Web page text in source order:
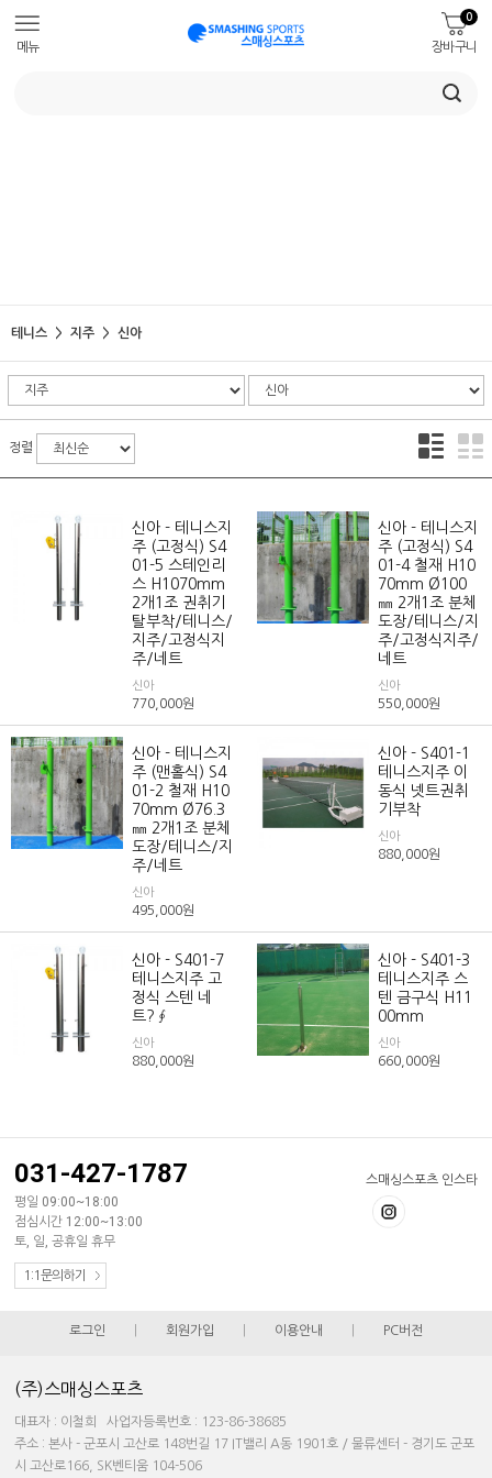
메뉴 장바구니
0
테니스 지주 신아
정렬
신아 - 테니스지
주 (고정식) S4
01-5 스테인리
스 H1070mm
2개1조 권취기
탈부착/테니스/
지주/고정식지
주/네트
신아
770,000원
신아 - 테니스지
주 (고정식) S4
01-4 철재 H10
70mm Ø100
㎜ 2개1조 분체
도장/테니스/지
주/고정식지주/
네트
신아
550,000원
신아 - 테니스지
주 (맨홀식) S4
01-2 철재 H10
70mm Ø76.3
㎜ 2개1조 분체
도장/테니스/지
주/네트
신아
495,000원
신아 - S401-1
테니스지주 이
동식 넷트권취
기부착
신아
880,000원
신아 - S401-7
테니스지주 고
정식 스텐 네
트?∮
신아
880,000원
신아 - S401-3
테니스지주 스
텐 금구식 H11
00mm
신아
660,000원
스매싱스포츠 인스타
031-427-1787
평일 09:00~18:00
점심시간 12:00~13:00
토, 일, 공휴일 휴무
1:1문의하기
로그인 회원가입 이용안내 PC버전
(주)스매싱스포츠
대표자 : 이철희 사업자등록번호 : 123-86-38685
주소 : 본사 - 군포시 고산로 148번길 17 IT밸리 A동 1901호 / 물류센터 - 경기도 군포
시 고산로166, SK벤티움 104-506